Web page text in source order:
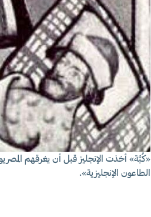
«كُبَّة» أخذت الإنجليز قبل أن يغرقهم
الطاعون الإنجليزية».